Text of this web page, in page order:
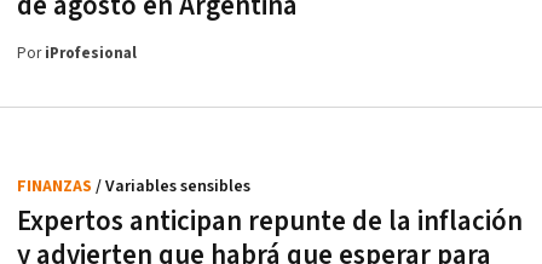
PoriProfesional
Expertos anticipan repunte de la inflación
y advierten que habrá que esperar para
FINANZAS / Variables sensibles